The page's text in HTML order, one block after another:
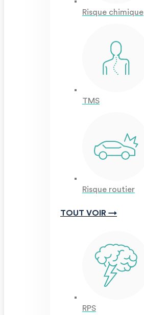
Risque chimique
TMS
Risque routier
TOUT VOIR →
RPS